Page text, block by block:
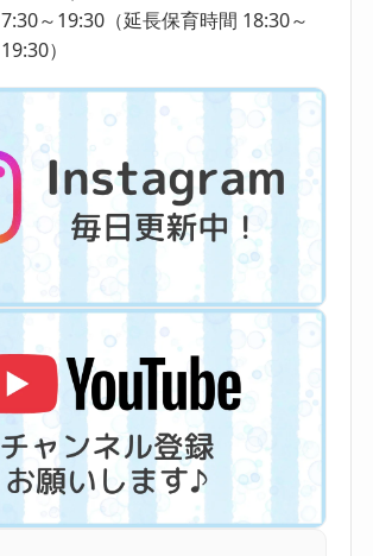
7:30～19:30（延長保育時間 18:30～
19:30）